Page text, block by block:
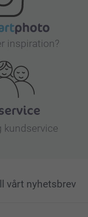
inspiration?
kundservice
vårt nyhetsbrev